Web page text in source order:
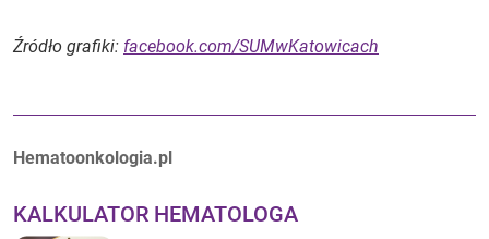
Źródło grafiki: facebook.com/SUMwKatowicach
Autorzy:
Hematoonkologia.pl
KALKULATOR HEMATOLOGA